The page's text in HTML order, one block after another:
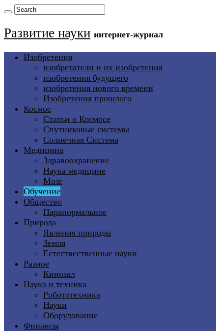
Развитие науки интернет-журнал
Изобретения
изобретатели и их изобретения
изобретения будущего
изобретения нового времени
Изобретения прошлого
Космос
Статьи о Космосе
Спутниковые системы
Солнечная Система
Медицина
Здравоохранение
Наука медицине
Мозг
Обучение
Общество
Паранормальное
Природа
Явления природы
Земля
Естествественные науки
Разное
Кинозал
Наука и техника
Робототехника
Науки
Оборудование
Финансы